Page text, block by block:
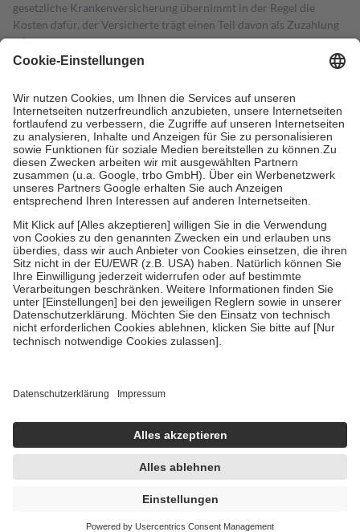
gesetzliche Krankenversicherung übernimmt in der Regel die
Kosten dafür, der Versicherte trägt einen Teil davon als Zuzahlung
mit.
Grundsätzlich leisten Mitglieder Zuzahlungen in Höhe von zehn
höchstens zehn Euro.
Es sind jedoch nie mehr als die tatsächlichen
Kosten der Leistung zu entrichten.
Diese Regeln gelten grundsätzlich auch für Online-Apotheken.
Bei Heilmitteln und häuslicher Krankenpflege beträgt die
Zuzahlung zehn Prozent der Kosten sowie zehn Euro je
Verordnung.
Um das Engagement der Versicherten für ihre eigene Gesundheit zu
stärken und die besondere Stellung der Familie zu unterstützen,
fallenkeine Zuzahlungenan bei:
• Kindern und Jugendlichen bis zum vollendeten 18. Lebensjahr
mit Ausnahme der Fahrkosten
• Untersuchungen zur Vorsorge und Früherkennung, die von der
GKV getragen werden
• empfohlenen Schutzimpfungen
• Harn- und Blutteststreifen
getroffen, um sicherzustellen, dass es sich um echte Bewertungen
https://help.etrusted.com/hc/de/articles/4419944605341
Einige Bilder und Inhalte wurden unter Zuhilfenahme künstlicher